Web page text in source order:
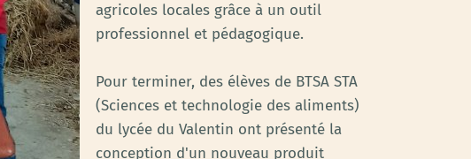
agricoles locales grâce à un outil
professionnel et pédagogique.
Pour terminer, des élèves de BTSA STA
(Sciences et technologie des aliments)
du lycée du Valentin ont présenté la
conception d'un nouveau produit